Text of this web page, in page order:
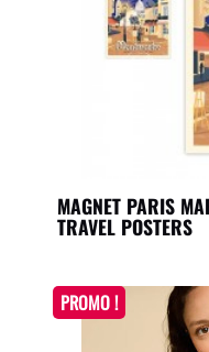
MAGNET PARIS
TRAVEL POSTERS
PROMO !